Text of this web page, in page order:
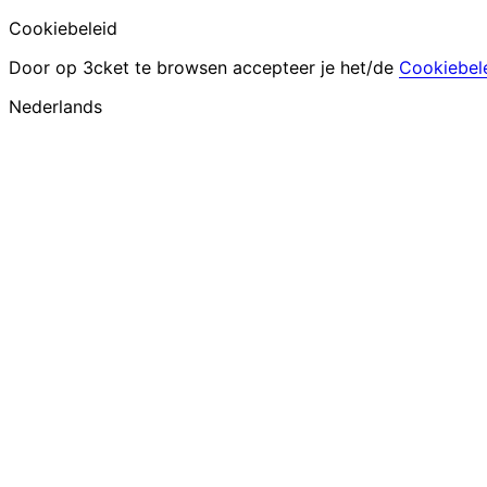
Cookiebeleid
Door op 3cket te browsen accepteer je het/de
Nederlands